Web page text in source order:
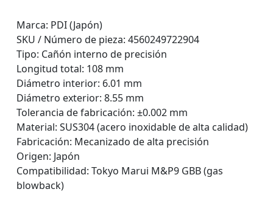
Marca: PDI (Japón)
SKU / Número de pieza: 4560249722904
Tipo: Cañón interno de precisión
Longitud total: 108 mm
Diámetro interior: 6.01 mm
Diámetro exterior: 8.55 mm
Tolerancia de fabricación: ±0.002 mm
Material: SUS304 (acero inoxidable de alta calidad)
Fabricación: Mecanizado de alta precisión
Origen: Japón
Compatibilidad: Tokyo Marui M&P9 GBB (gas
blowback)